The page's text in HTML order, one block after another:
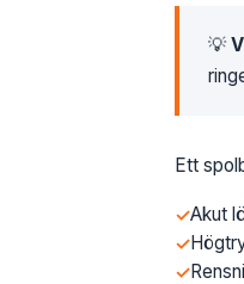
💡
Ett
Akut